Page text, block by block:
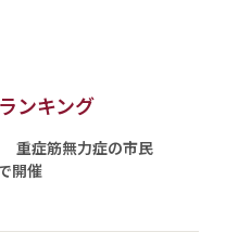
ンキング
重症筋無力症の市民
開催